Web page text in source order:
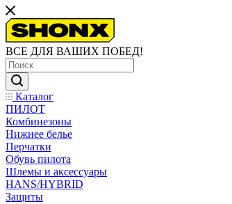
ВСЕ ДЛЯ ВАШИХ ПОБЕД!
Каталог
ПИЛОТ
Комбинезоны
Нижнее белье
Перчатки
Обувь пилота
Шлемы и аксессуары
HANS/HYBRID
Защиты